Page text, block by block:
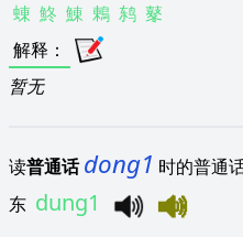
蝀 鮗 鯟 鶇 鸫 鼕
解释 ：
暂无
读普通话 dong1 时的普通
东 dung1